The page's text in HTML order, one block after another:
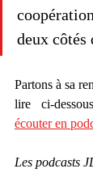
deux côtés
Partons à sa
lire ci-
écouter en
Les podcasts